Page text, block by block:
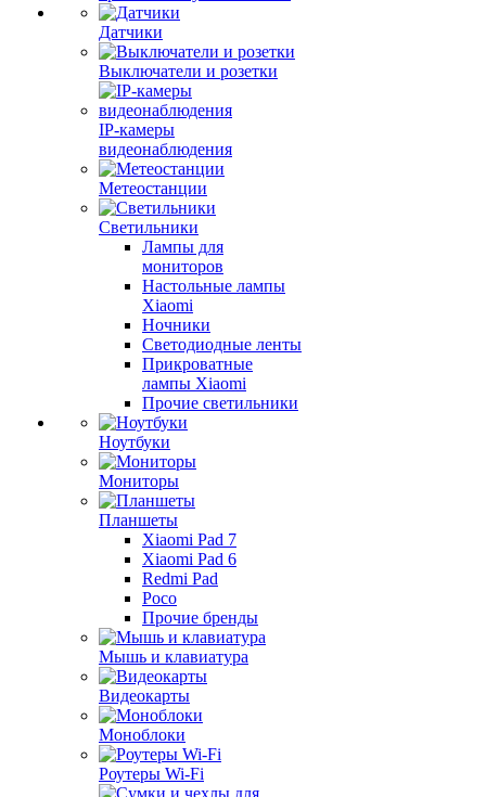
Датчики
Выключатели и розетки
IP-камеры
видеонаблюдения
Метеостанции
Светильники
Лампы для
мониторов
Настольные лампы
Xiaomi
Ночники
Светодиодные ленты
Прикроватные
лампы Xiaomi
Прочие светильники
Ноутбуки
Мониторы
Планшеты
Xiaomi Pad 7
Xiaomi Pad 6
Redmi Pad
Poco
Прочие бренды
Мышь и клавиатура
Видеокарты
Моноблоки
Роутеры Wi-Fi